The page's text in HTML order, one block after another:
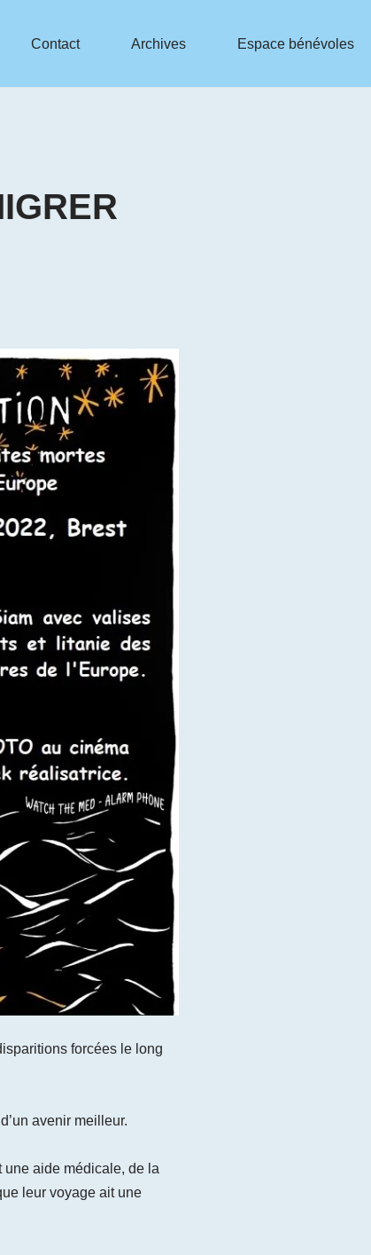
Contact Archives Espace bénévoles
forcées le long
avenir meilleur.
une aide médicale, de la
leur voyage ait une